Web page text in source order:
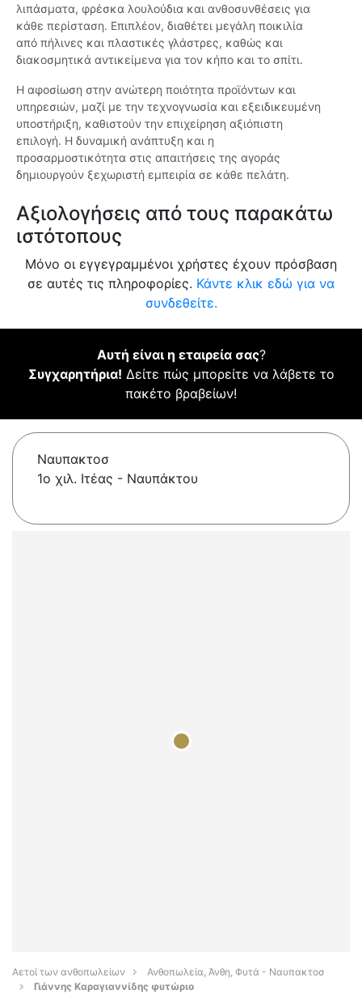
λιπάσματα, φρέσκα λουλούδια και ανθοσυνθέσεις για
κάθε περίσταση. Επιπλέον, διαθέτει μεγάλη ποικιλία
από πήλινες και πλαστικές γλάστρες, καθώς και
διακοσμητικά αντικείμενα για τον κήπο και το σπίτι.
Η αφοσίωση στην ανώτερη ποιότητα προϊόντων και
υπηρεσιών, μαζί με την τεχνογνωσία και εξειδικευμένη
υποστήριξη, καθιστούν την επιχείρηση αξιόπιστη
επιλογή. Η δυναμική ανάπτυξη και η
προσαρμοστικότητα στις απαιτήσεις της αγοράς
δημιουργούν ξεχωριστή εμπειρία σε κάθε πελάτη.
Αξιολογήσεις από τους παρακάτω
ιστότοπους
Μόνο οι εγγεγραμμένοι χρήστες έχουν πρόσβαση
σε αυτές τις πληροφορίες. Κάντε κλικ εδώ για να
συνδεθείτε.
Αυτή είναι η εταιρεία σας?
Συγχαρητήρια! Δείτε πώς μπορείτε να λάβετε το
πακέτο βραβείων!
Ναυπακτοσ
1o χιλ. Ιτέας - Ναυπάκτου
Αετοί των ανθοπωλείων
Ανθοπωλεία, Άνθη, Φυτά - Ναυπακτοσ
Γιάννης Καραγιαννίδης φυτώριο